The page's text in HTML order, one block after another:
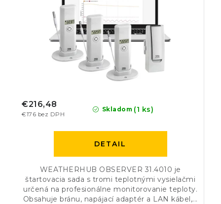
Skladom (1 ks)
€176 bez DPH
€216,48
DETAIL
WEATHERHUB OBSERVER 31.4010 je
štartovacia sada s tromi teplotnými vysielačmi
určená na profesionálne monitorovanie teploty.
Obsahuje bránu, napájací adaptér a LAN kábel,...